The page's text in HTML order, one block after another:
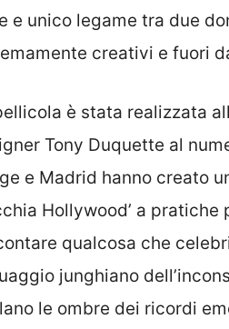
e unico legame tra due
creativi e fuori
è stata realizzata
Tony Duquette al
e Madrid hanno creato
Hollywood’ a
qualcosa che
junghiano
le ombre dei ricordi